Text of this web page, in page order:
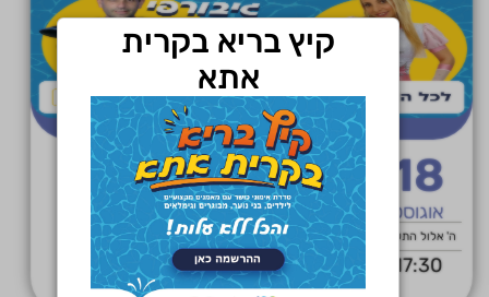
18
אוגוסט
ה' אלול התשפ"ו
17:30
קיץ חם-בית ספר שפרינצק
בית ספר פינסקר
קיץ בריא בקרית
אתא